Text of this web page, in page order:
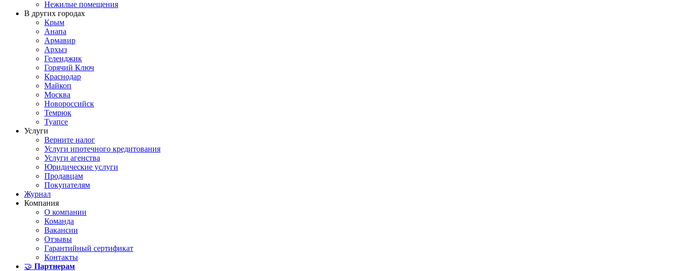
Нежилые помещения
В других городах
Крым
Анапа
Армавир
Архыз
Геленджик
Горячий Ключ
Краснодар
Майкоп
Москва
Новороссийск
Темрюк
Туапсе
Услуги
Верните налог
Услуги ипотечного кредитования
Услуги агенства
Юридические услуги
Продавцам
Покупателям
Журнал
Компания
О компании
Команда
Вакансии
Отзывы
Гарантийный сертификат
Контакты
🤝 Партнерам